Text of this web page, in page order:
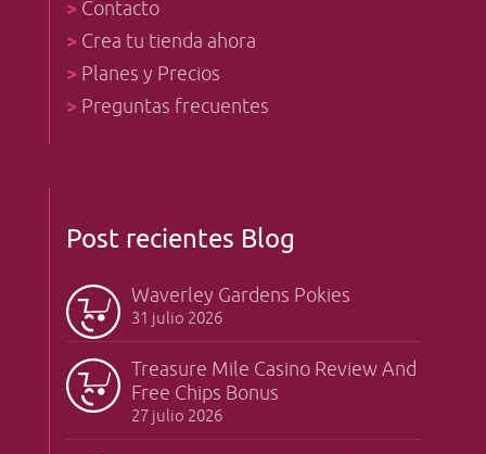
> Contacto
> Crea tu tienda ahora
> Planes y Precios
> Preguntas frecuentes
Post recientes Blog
Waverley Gardens Pokies
31 julio 2026
Treasure Mile Casino Review And
Free Chips Bonus
27 julio 2026